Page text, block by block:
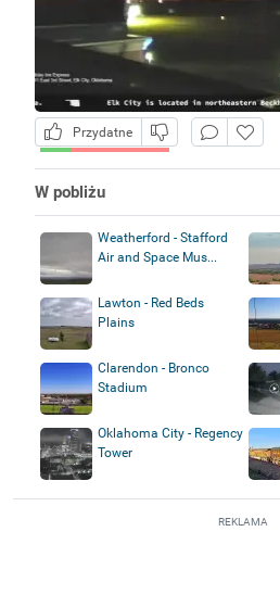
Przydatne
W pobliżu
Weatherford - Stafford
Air and Space Mus...
Lawton - Red Beds
Plains
Clarendon - Bronco
Stadium
Oklahoma City - Regency
Tower
REKLAMA